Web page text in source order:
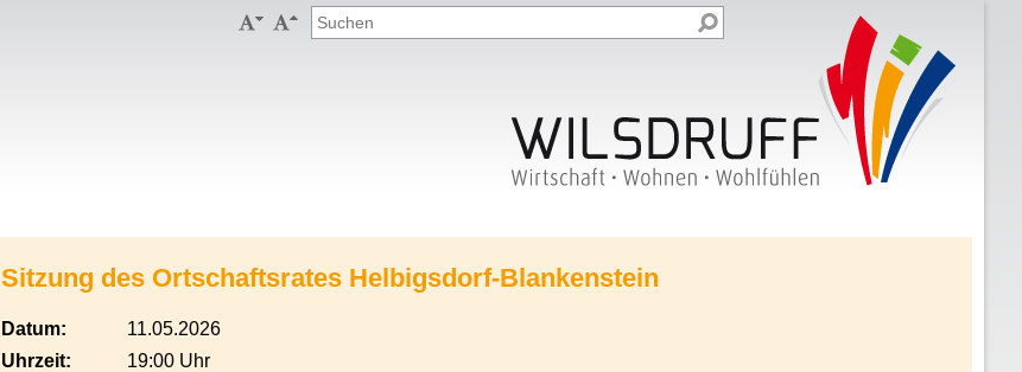
 
Sitzung des Ortschaftsrates Helbigsdorf-Blankenstein
Datum:
11.05.2026
Uhrzeit:
19:00 Uhr